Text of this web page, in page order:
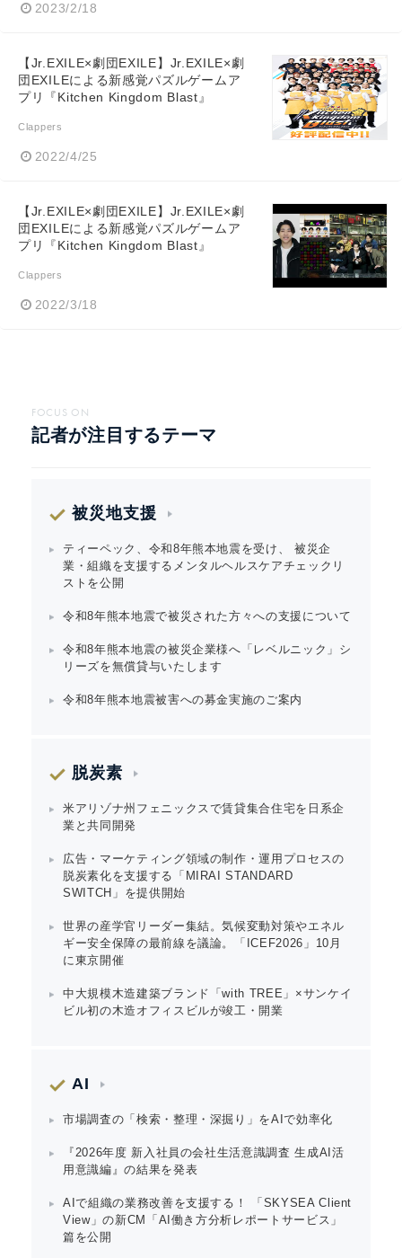
2023/2/18
【Jr.EXILE×劇団EXILE】Jr.EXILE×劇
団EXILEによる新感覚パズルゲームア
プリ『Kitchen Kingdom Blast』
Clappers
2022/4/25
【Jr.EXILE×劇団EXILE】Jr.EXILE×劇
団EXILEによる新感覚パズルゲームア
プリ『Kitchen Kingdom Blast』
Clappers
2022/3/18
FOCUS ON
記者が注目するテーマ
被災地支援
ティーペック、令和8年熊本地震を受け、 被災企
業・組織を支援するメンタルヘルスケアチェックリ
ストを公開
令和8年熊本地震で被災された方々への支援について
令和8年熊本地震の被災企業様へ「レベルニック」シ
リーズを無償貸与いたします
令和8年熊本地震被害への募金実施のご案内
脱炭素
米アリゾナ州フェニックスで賃貸集合住宅を日系企
業と共同開発
広告・マーケティング領域の制作・運用プロセスの
脱炭素化を支援する「MIRAI STANDARD
SWITCH」を提供開始
世界の産学官リーダー集結。気候変動対策やエネル
ギー安全保障の最前線を議論。「ICEF2026」10月
に東京開催
中大規模木造建築ブランド「with TREE」×サンケイ
ビル初の木造オフィスビルが竣工・開業
AI
市場調査の「検索・整理・深掘り」をAIで効率化
『2026年度 新入社員の会社生活意識調査 生成AI活
用意識編』の結果を発表
AIで組織の業務改善を支援する！ 「SKYSEA Client
View」の新CM「AI働き方分析レポートサービス」
篇を公開